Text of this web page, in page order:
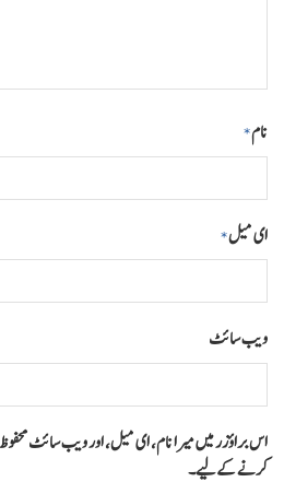
نام*
ای میل*
ویب‌ سائٹ
اس براؤزر میں میرا نام، ای میل، اور ویب سائٹ
کرنے کےلیے۔